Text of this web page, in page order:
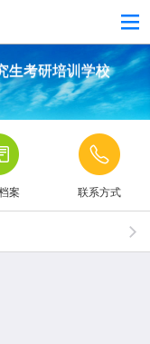
生考研培训学校
案 联系方式